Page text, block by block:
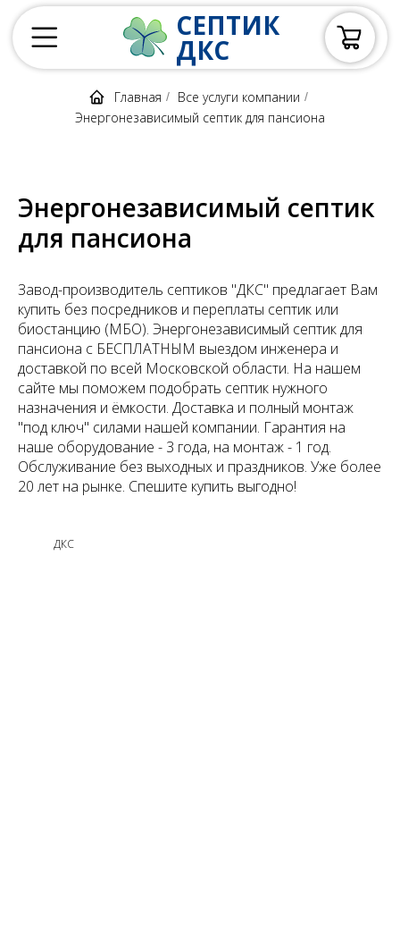
СЕПТИК
ДКС
Главная / Все услуги компании /
Энергонезависимый септик для пансиона
Энергонезависимый септик
для пансиона
Завод-производитель септиков "ДКС" предлагает Вам
купить без посредников и переплаты септик или
биостанцию (МБО). Энергонезависимый септик для
пансиона с БЕСПЛАТНЫМ выездом инженера и
доставкой по всей Московской области. На нашем
сайте мы поможем подобрать септик нужного
назначения и ёмкости. Доставка и полный монтаж
"под ключ" силами нашей компании. Гарантия на
наше оборудование - 3 года, на монтаж - 1 год.
Обслуживание без выходных и праздников. Уже более
20 лет на рынке. Спешите купить выгодно!
ДКС